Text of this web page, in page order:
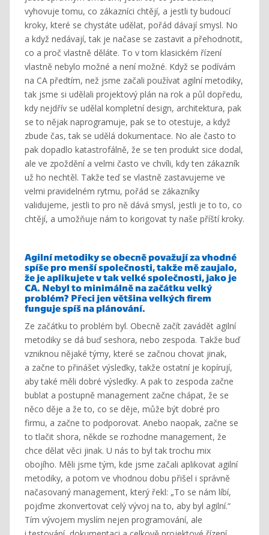
vyhovuje tomu, co zákazníci chtějí, a jestli ty budoucí
kroky, které se chystáte udělat, pořád dávají smysl. No
a když nedávají, tak je načase se zastavit a přehodnotit,
co a proč vlastně děláte. To v tom klasickém řízení
vlastně nebylo možné a není možné. Když se podívám
na CA předtím, než jsme začali používat agilní metodiky,
tak jsme si udělali projektový plán na rok a půl dopředu,
kdy nejdřív se udělal kompletní design, architektura, pak
se to nějak naprogramuje, pak se to otestuje, a když
zbude čas, tak se udělá dokumentace. No ale často to
pak dopadlo katastrofálně, že se ten produkt sice dodal,
ale ve zpoždění a velmi často ve chvíli, kdy ten zákazník
už ho nechtěl. Takže teď se vlastně zastavujeme ve
velmi pravidelném rytmu, pořád se zákazníky
validujeme, jestli to pro ně dává smysl, jestli je to to, co
chtějí, a umožňuje nám to korigovat ty naše příští kroky.
Agilní metodiky se obecně považují za vhodné
spíše pro menší společnosti, takže mě zaujalo,
že je aplikujete v tak velké společnosti, jako je
CA. Nebyl to minimálněnazačátku velký
problém? Přeci jen většina velkých firem
funguje spíš na plánování.
Ze začátku to problém byl. Obecně začít zavádět agilní
metodiky se dá buď seshora, nebo zespoda. Takže buď
vzniknou nějaké týmy, které se začnou chovat jinak,
a začne to přinášet výsledky, takže ostatní je kopírují,
aby také měli dobré výsledky. A pak to zespoda začne
bublat a postupně management začne chápat, že se
něco děje a že to, co se děje, může být dobré pro
firmu, a začne to podporovat. Anebo naopak, začne se
to tlačit shora, někde se rozhodne management, že
chce dělat věci jinak. U nás to byl tak trochu mix
obojího. Měli jsme tým, kde jsme začali aplikovat agilní
metodiky, a potom ve vhodnou dobu přišel i správně
načasovaný management, který řekl: „To se nám líbí,
pojďme zkonvertovat celý vývoj na to, aby byl agilní.“
Tím vývojem myslím nejen programování, ale